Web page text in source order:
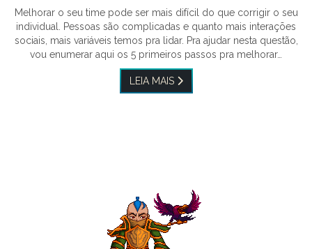
Melhorar o seu time pode ser mais difícil do que corrigir o seu
individual. Pessoas são complicadas e quanto mais interações
sociais, mais variáveis temos pra lidar. Pra ajudar nesta questão,
vou enumerar aqui os 5 primeiros passos pra melhorar…
LEIA MAIS